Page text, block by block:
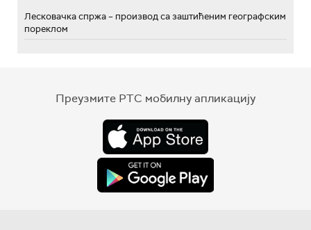
Лесковачка спржа – производ са заштићеним географским
пореклом
Преузмите РТС мобилну апликацију